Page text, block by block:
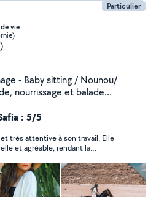
Particulier
vie
(community
/ Model photo/
- Cours de cuisine et
renommés) - Cours de
fitness et musculation -
- Cuisinière à
: 5/5
très attentive à son travail. Elle
et agréable, rendant la